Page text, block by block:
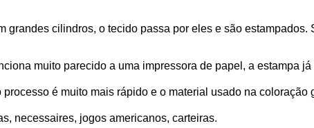
grandes cilindros, o tecido passa por eles e são estampados.
muito parecido a uma impressora de papel, a estampa já
é muito mais rápido e o material usado na coloração
necessaires, jogos americanos, carteiras.